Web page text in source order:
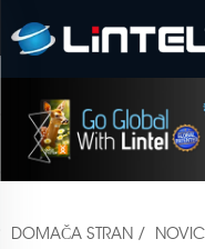
DOMAČA STRAN /